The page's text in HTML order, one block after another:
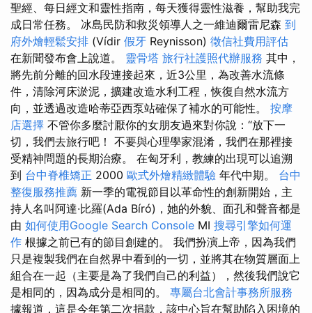
聖經、每日經文和靈性指南，每天獲得靈性滋養，幫助我完
成日常任務。 冰島民防和救災領導人之一維迪爾雷尼森 到
府外燴輕鬆安排 (Vídir 假牙 Reynisson) 徵信社費用評估
在新聞發布會上說道。 靈骨塔 旅行社護照代辦服務 其中，
將先前分離的回水段連接起來，近3公里，為改善水流條
件，清除河床淤泥，擴建改造水利工程，恢復自然水流方
向，並透過改造哈蒂亞西泵站確保了補水的可能性。 按摩
店選擇 不管你多麼討厭你的女朋友過來對你說：“放下一
切，我們去旅行吧！ 不要與心理學家混淆，我們在那裡接
受精神問題的長期治療。 在匈牙利，教練的出現可以追溯
到 台中脊椎矯正 2000 歐式外燴精緻體驗 年代中期。 台中
整復服務推薦 新一季的電視節目以革命性的創新開始，主
持人名叫阿達·比羅(Ada Bíró)，她的外貌、面孔和聲音都是
由 如何使用Google Search Console MI 搜尋引擎如何運
作 根據之前已有的節目創建的。 我們扮演上帝，因為我們
只是複製我們在自然界中看到的一切，並將其在物質層面上
組合在一起（主要是為了我們自己的利益），然後我們說它
是相同的，因為成分是相同的。 專屬台北會計事務所服務
據報道，這是今年第二次捐款，該中心旨在幫助陷入困境的